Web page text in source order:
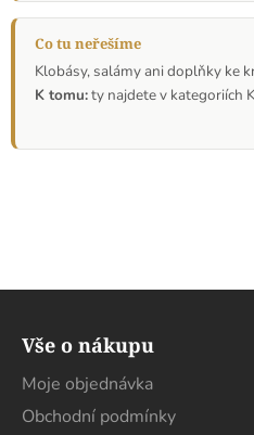
Co tu neřešíme
Klobásy, salámy ani doplňky ke
K tomu:ty najdete v kategoriích
Z
Vše o nákupu
Moje objednávka
Obchodní podmínky